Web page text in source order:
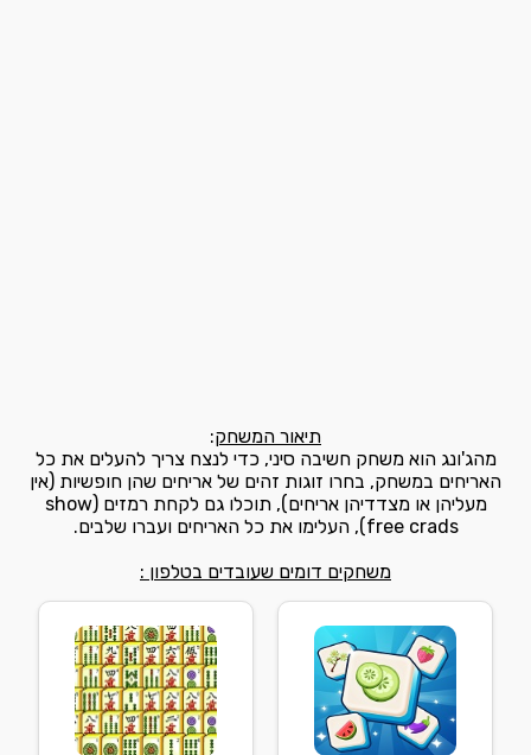
תיאור המשחק:
מהג'ונג הוא משחק חשיבה סיני, כדי לנצח צריך להעלים את כל
האריחים במשחק, בחרו זוגות זהים של אריחים שהן חופשיות (אין
מעליהן או מצדדיהן אריחים), תוכלו גם לקחת רמזים (show
free crads), העלימו את כל האריחים ועברו שלבים.
משחקים דומים שעובדים בטלפון :